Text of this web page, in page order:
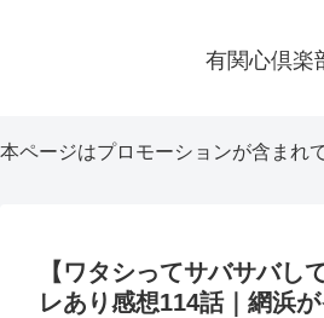
有関心倶楽
本ページはプロモーションが含まれ
【ワタシってサバサバし
レあり感想114話｜網浜